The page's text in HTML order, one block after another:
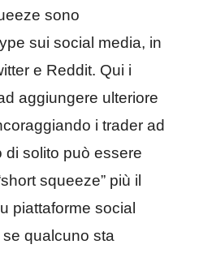
sono
sui social media, in
e Reddit. Qui i
aggiungere ulteriore
i trader ad
di solito può essere
squeeze” più il
piattaforme social
qualcuno sta